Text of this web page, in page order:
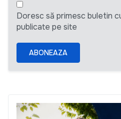
Doresc să primesc buletin
publicate pe site
ABONEAZA